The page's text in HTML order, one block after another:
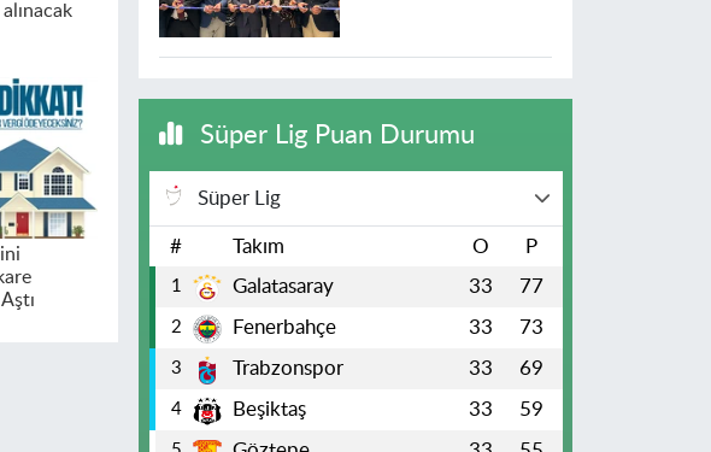
Süper Lig Puan Durumu
Süper Lig
# Takım O P
1 Galatasaray 33 77
2 Fenerbahçe 33 73
3 Trabzonspor 33 69
4 Beşiktaş 33 59